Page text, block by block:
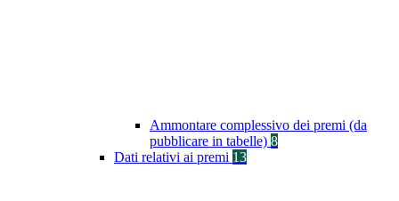
Ammontare complessivo dei premi (da
pubblicare in tabelle) 8
Dati relativi ai premi 13